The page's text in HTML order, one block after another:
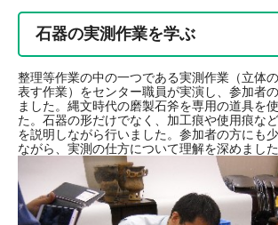
石器の実測作業を学ぶ
整理等作業の中の一つである実測作業（立体
表す作業）をセンター職員が実演し、参加者
ました。縄文時代の磨製石斧を専用の道具を
た。石器の形だけでなく、加工痕や使用痕な
を説明しながら行いました。参加者の方にも
ながら、実測の仕方について理解を深めました